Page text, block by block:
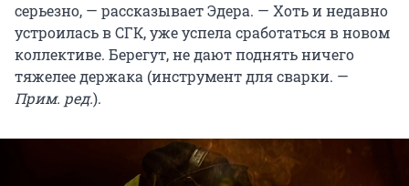
серьезно, — рассказывает Эдера. — Хоть и недавно
устроилась в СГК, уже успела сработаться в новом
коллективе. Берегут, не дают поднять ничего
тяжелее держака (инструмент для сварки. —
Прим. ред.).